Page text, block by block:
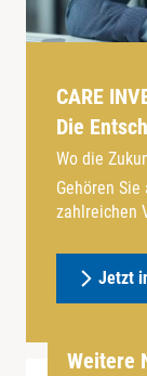
CARE
Die
Wo die
Gehören
zahlreichen
Jetzt
Weitere